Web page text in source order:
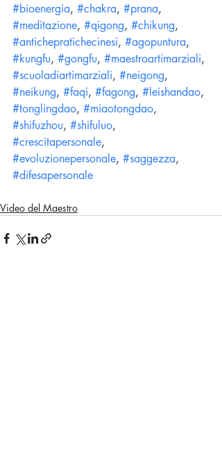
#bioenergia, #chakra, #prana,
#meditazione, #qigong, #chikung,
#antichepratichecinesi, #agopuntura,
#kungfu, #gongfu, #maestroartimarziali,
#scuoladiartimarziali, #neigong,
#neikung, #faqi, #fagong, #leishandao,
#tonglingdao, #miaotongdao,
#shifuzhou, #shifuluo,
#crescitapersonale,
#evoluzionepersonale, #saggezza,
#difesapersonale
Video del Maestro